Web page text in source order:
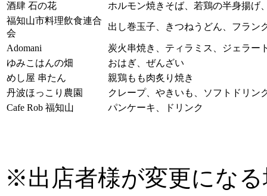
酒肆 石の花
ホルモン焼きそば、若鶏の半身揚げ
福知山市料理飲食連合
会
出し巻玉子、きつねうどん、フラン
Adomani
炭火串焼き、ティラミス、ジェラー
ゆみこはんの畑
おはぎ、ぜんざい
めし屋 串たん
親鶏もも肉炙り焼き
丹波ほっこり農園
クレープ、やきいも、ソフトドリン
Cafe Rob 福知山
パンケーキ、ドリンク
※出店者様が変更にな